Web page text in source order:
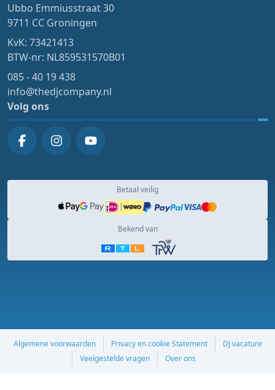
Ubbo Emmiusstraat 30
9711 CC Groningen
KvK: 73421413
BTW-nr: NL859531570B01
085 - 40 19 438
info@thedjcompany.nl
Volg ons
Betaal veilig
Bekend van
Algemene voorwaarden Privacy en cookie Statement
DJ vacature
Veelgestelde vragen
Over ons